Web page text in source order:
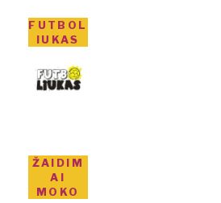
FUTBOL
IUKAS
ŽAIDIM
AI
MOKO